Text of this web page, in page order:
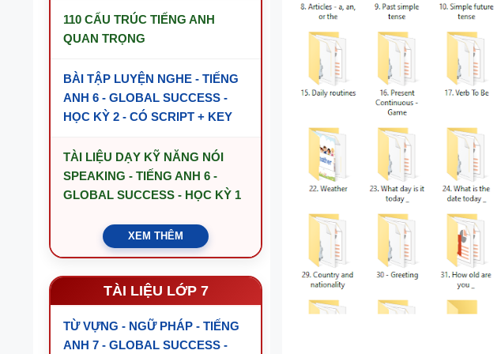
110 CẤU TRÚC TIẾNG ANH
QUAN TRỌNG
BÀI TẬP LUYỆN NGHE - TIẾNG
ANH 6 - GLOBAL SUCCESS -
HỌC KỲ 2 - CÓ SCRIPT + KEY
TÀI LIỆU DẠY KỸ NĂNG NÓI
SPEAKING - TIẾNG ANH 6 -
GLOBAL SUCCESS - HỌC KỲ 1
XEM THÊM
TÀI LIỆU LỚP 7
TỪ VỰNG - NGỮ PHÁP - TIẾNG
ANH 7 - GLOBAL SUCCESS -